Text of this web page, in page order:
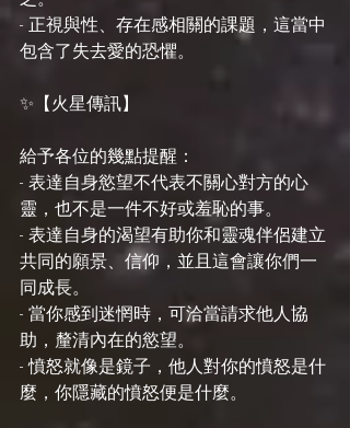
- 正視與性、存在感相關的課題，這當中
包含了失去愛的恐懼。
✨【火星傳訊】
給予各位的幾點提醒：
- 表達自身慾望不代表不關心對方的心
靈，也不是一件不好或羞恥的事。
- 表達自身的渴望有助你和靈魂伴侶建立
共同的願景、信仰，並且這會讓你們一
同成長。
- 當你感到迷惘時，可洽當請求他人協
助，釐清內在的慾望。
- 憤怒就像是鏡子，他人對你的憤怒是什
麼，你隱藏的憤怒便是什麼。